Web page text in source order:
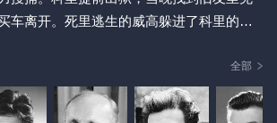
车离开。死里逃生的威高躲进了科里的后
配合杀死了劫匪。马迪警官推测威高会投
要求桑提做线人提供线索，桑提拒绝后被
科里找到了被革职的警察简森，三人合谋
全部